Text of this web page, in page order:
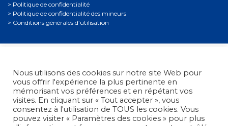
Politique de confidentialité
Politique de confidentialité des mineurs
Conditions générales d’utilisation
Fédération Française de Tir• 38, rue Brunel - 75017 Paris
• Tél. : +33 (0)1 58 05 45 45
Nous utilisons des cookies sur notre site Web pour
vous offrir l'expérience la plus pertinente en
mémorisant vos préférences et en répétant vos
visites. En cliquant sur « Tout accepter », vous
consentez à l'utilisation de TOUS les cookies. Vous
pouvez visiter « Paramètres des cookies » pour plus